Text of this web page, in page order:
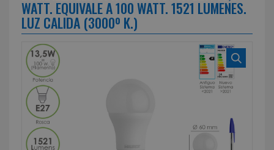
WATT. EQUIVALE A 100 WATT. 1521 LUMENES.
LUZ CALIDA (3000º K.)